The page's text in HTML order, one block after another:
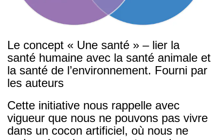
Le concept « Une santé » – lier la
santé humaine avec la santé animale et
la santé de l’environnement. Fourni par
les auteurs
Cette initiative nous rappelle avec
vigueur que nous ne pouvons pas vivre
dans un cocon artificiel, où nous ne